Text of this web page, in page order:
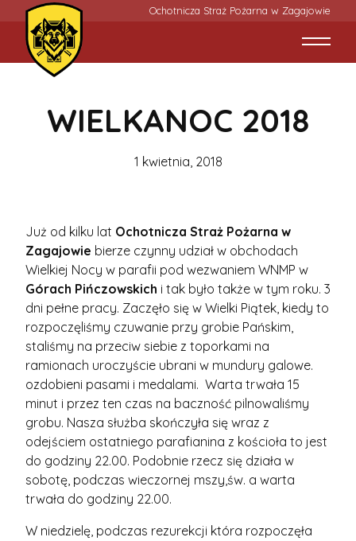
Ochotnicza Straż Pożarna w Zagajowie
WIELKANOC 2018
1 kwietnia, 2018
Już od kilku lat Ochotnicza Straż Pożarna w
Zagajowie bierze czynny udział w obchodach
Wielkiej Nocy w parafii pod wezwaniem WNMP w
Górach Pińczowskich i tak było także w tym roku. 3
dni pełne pracy. Zaczęło się w Wielki Piątek, kiedy to
rozpoczęliśmy czuwanie przy grobie Pańskim,
staliśmy na przeciw siebie z toporkami na
ramionach uroczyście ubrani w mundury galowe.
ozdobieni pasami i medalami. Warta trwała 15
minut i przez ten czas na baczność pilnowaliśmy
grobu. Nasza służba skończyła się wraz z
odejściem ostatniego parafianina z kościoła to jest
do godziny 22.00. Podobnie rzecz się działa w
sobotę, podczas wieczornej mszy,św. a warta
trwała do godziny 22.00.
W niedzielę, podczas rezurekcji która rozpoczęła